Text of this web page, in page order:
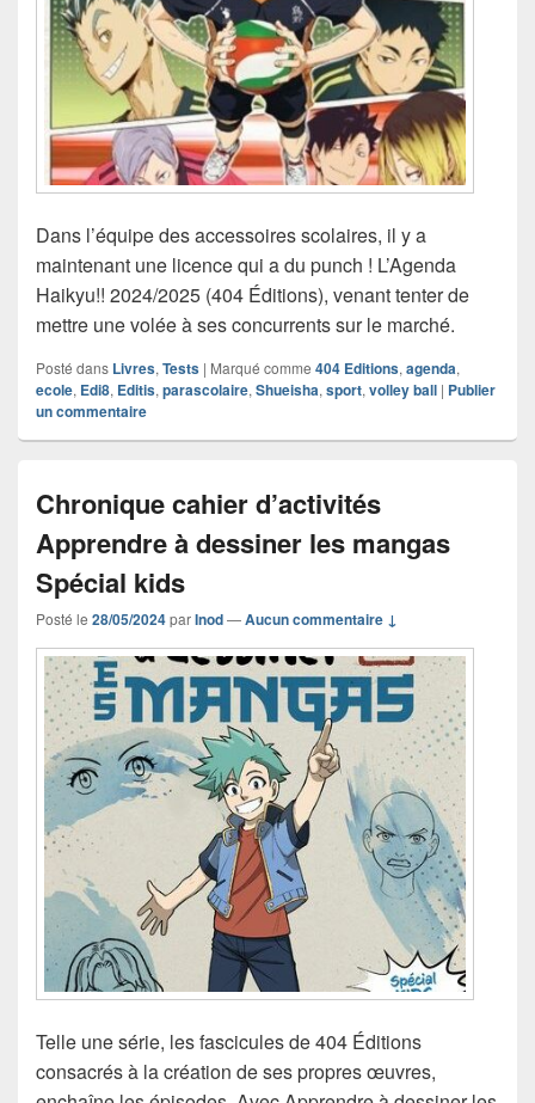
Dans l’équipe des accessoires scolaires, il y a
maintenant une licence qui a du punch ! L’Agenda
Haikyu!! 2024/2025 (404 Éditions), venant tenter de
mettre une volée à ses concurrents sur le marché.
Posté dans Livres, Tests | Marqué comme 404 Editions, agenda,
ecole, Edi8, Editis, parascolaire, Shueisha, sport, volley ball | Publier
un commentaire
Chronique cahier d’activités
Apprendre à dessiner les mangas
Spécial kids
Posté le 28/05/2024parInod—Aucun commentaire ↓
Telle une série, les fascicules de 404 Éditions
consacrés à la création de ses propres œuvres,